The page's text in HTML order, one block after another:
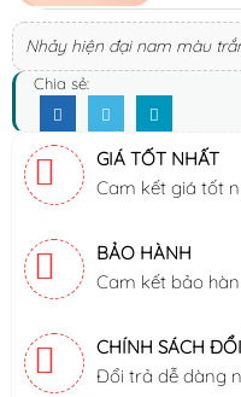
Nhảy hiện đại nam màu
Chia sẻ:
GIÁ TỐT NHẤT
Cam kết giá tốt
BẢO HÀNH
Cam kết bảo
CHÍNH SÁCH
Đổi trả dễ dàng